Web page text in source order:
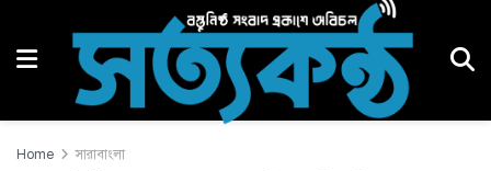
Home সারাবাংলা